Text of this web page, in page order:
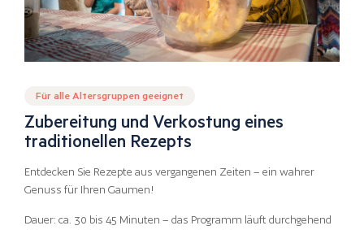
Für alle Altersgruppen geeignet
Zubereitung und Verkostung eines
traditionellen Rezepts
Entdecken Sie Rezepte aus vergangenen Zeiten – ein wahrer
Genuss für Ihren Gaumen!
Dauer: ca. 30 bis 45 Minuten – das Programm läuft durchgehend